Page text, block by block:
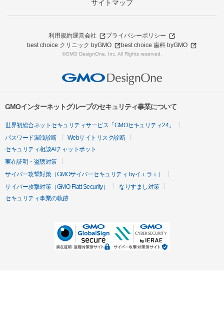
サイトマップ
利用規約運営会社
プライバシーポリシー
best choice クリニック byGMO
best choice 歯科 byGMO
©GMO DesignOne, Inc. All Rights reserved.
GMOインターネットグループのセキュリティ事業について
世界初総合ネットセキュリティサービス「GMOセキュリティ24」
パスワード漏洩診断
Webサイトリスク診断
セキュリティ相談AIチャットボット
実在証明・盗聴対策
サイバー攻撃対策（GMOサイバーセキュリティ byイエラエ）
サイバー攻撃対策（GMO Flatt Security）
なりすまし対策
セキュリティ事業の軌跡